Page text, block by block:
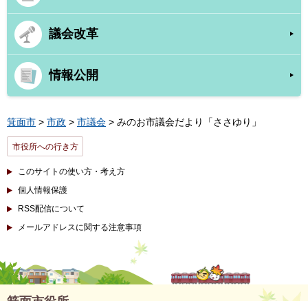
議会改革
情報公開
箕面市 > 市政 > 市議会 > みのお市議会だより「ささゆり」
市役所への行き方
このサイトの使い方・考え方
個人情報保護
RSS配信について
メールアドレスに関する注意事項